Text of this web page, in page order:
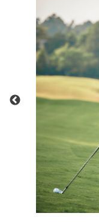
2026年4月10
石坂ゴルフ倶楽
賞金総額：￥
結果
■ヤマハレディ
2026年4月2日-
葛城ゴルフ倶
賞金総額：￥
結果
スコア